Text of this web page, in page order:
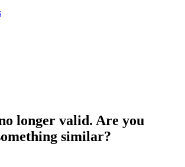
longer valid. Are you
similar?